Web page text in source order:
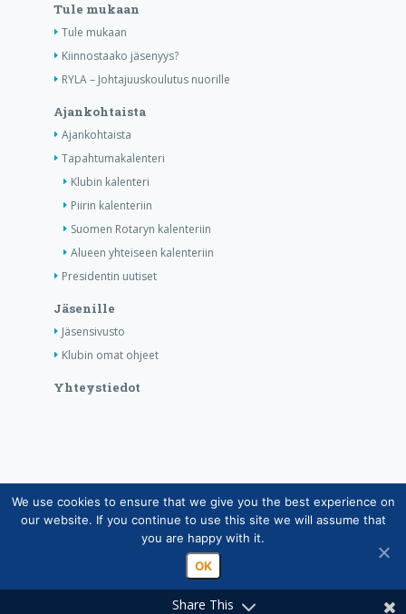
Tule mukaan
Tule mukaan
Kiinnostaako jäsenyys?
RYLA – Johtajuuskoulutus nuorille
Ajankohtaista
Ajankohtaista
Tapahtumakalenteri
Klubin kalenteri
Piirin kalenteriin
Suomen Rotaryn kalenteriin
Alueen yhteiseen kalenteriin
Presidentin uutiset
Jäsenille
Jäsensivusto
Klubin omat ohjeet
Yhteystiedot
Copyright © Suomen Rotarypalvelu ry 2026 |
Jäsentietojärjestelmän tietosuojaseloste|Henkilötietojen
käsittely Rotarytoiminnassa
Share This
We use cookies to ensure that we give you the best experience on
our website. If you continue to use this site we will assume that
you are happy with it.
OK